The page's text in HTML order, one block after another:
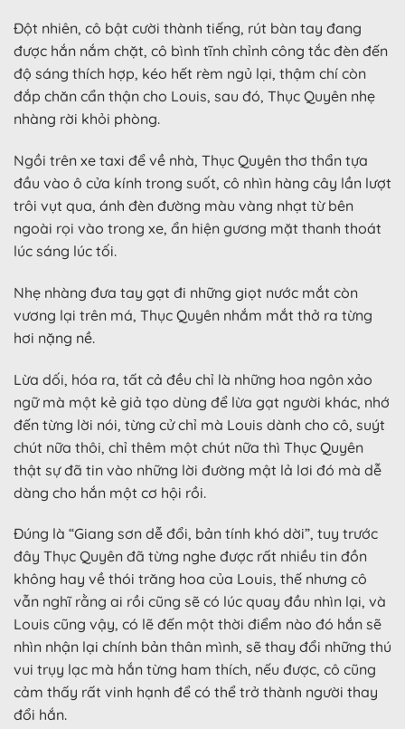
Đột nhiên, cô bật cười thành tiếng, rút bàn tay đang
được hắn nắm chặt, cô bình tĩnh chỉnh công tắc đèn đến
độ sáng thích hợp, kéo hết rèm ngủ lại, thậm chí còn
đắp chăn cẩn thận cho Louis, sau đó, Thục Quyên nhẹ
nhàng rời khỏi phòng.
Ngồi trên xe taxi để về nhà, Thục Quyên thơ thẩn tựa
đầu vào ô cửa kính trong suốt, cô nhìn hàng cây lần lượt
trôi vụt qua, ánh đèn đường màu vàng nhạt từ bên
ngoài rọi vào trong xe, ẩn hiện gương mặt thanh thoát
lúc sáng lúc tối.
Nhẹ nhàng đưa tay gạt đi những giọt nước mắt còn
vương lại trên má, Thục Quyên nhắm mắt thở ra từng
hơi nặng nề.
Lừa dối, hóa ra, tất cả đều chỉ là những hoa ngôn xảo
ngữ mà một kẻ giả tạo dùng để lừa gạt người khác, nhớ
đến từng lời nói, từng cử chỉ mà Louis dành cho cô, suýt
chút nữa thôi, chỉ thêm một chút nữa thì Thục Quyên
thật sự đã tin vào những lời đường mật lả lơi đó mà dễ
dàng cho hắn một cơ hội rồi.
Đúng là “Giang sơn dễ đổi, bản tính khó dời”, tuy trước
đây Thục Quyên đã từng nghe được rất nhiều tin đồn
không hay về thói trăng hoa của Louis, thế nhưng cô
vẫn nghĩ rằng ai rồi cũng sẽ có lúc quay đầu nhìn lại, và
Louis cũng vậy, có lẽ đến một thời điểm nào đó hắn sẽ
nhìn nhận lại chính bản thân mình, sẽ thay đổi những thú
vui trụy lạc mà hắn từng ham thích, nếu được, cô cũng
cảm thấy rất vinh hạnh để có thể trở thành người thay
đổi hắn.